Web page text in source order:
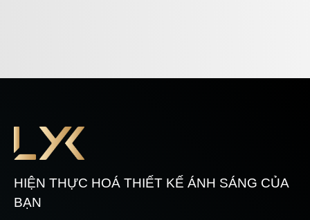
HIỆN THỰC HOÁ THIẾT KẾ ÁNH SÁNG CỦA
BẠN